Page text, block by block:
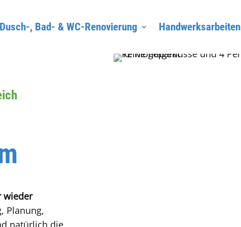
, Bad- & WC-Renovierung Handwerksarbeiten
wieder
Planung,
natürlich die